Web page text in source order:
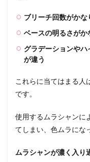
ブリーチ回数がかな
ベースの明るさがか
グラデーションや
が違う
これらに当てはまる人
です。
使用するムラシャンに
てしまい、色ムラにな
ムラシャンが濃く入り